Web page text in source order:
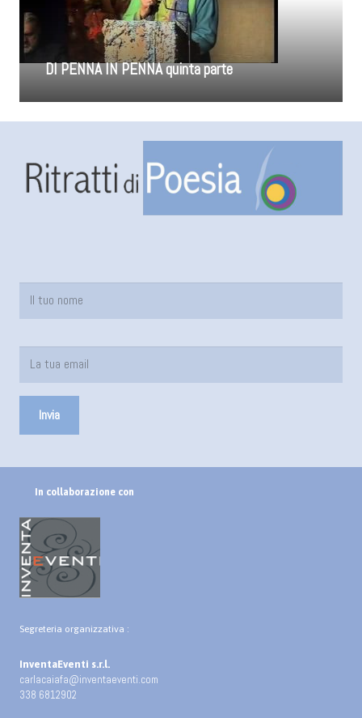
DI PENNA IN PENNA quinta parte
In collaborazione con
Segreteria organizzativa :
InventaEventi s.r.l.
carlacaiafa@inventaeventi.com
338 6812902